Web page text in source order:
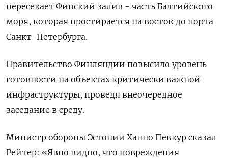
пересекает Финский залив - часть Балтийского
моря, которая простирается на восток до порта
Санкт-Петербурга.
Правительство Финляндии повысило уровень
готовности на объектах критически важной
инфраструктуры, проведя внеочередное
заседание в среду.
Министр обороны Эстонии Ханно Певкур сказал
Рейтер: «Явно видно, что повреждения